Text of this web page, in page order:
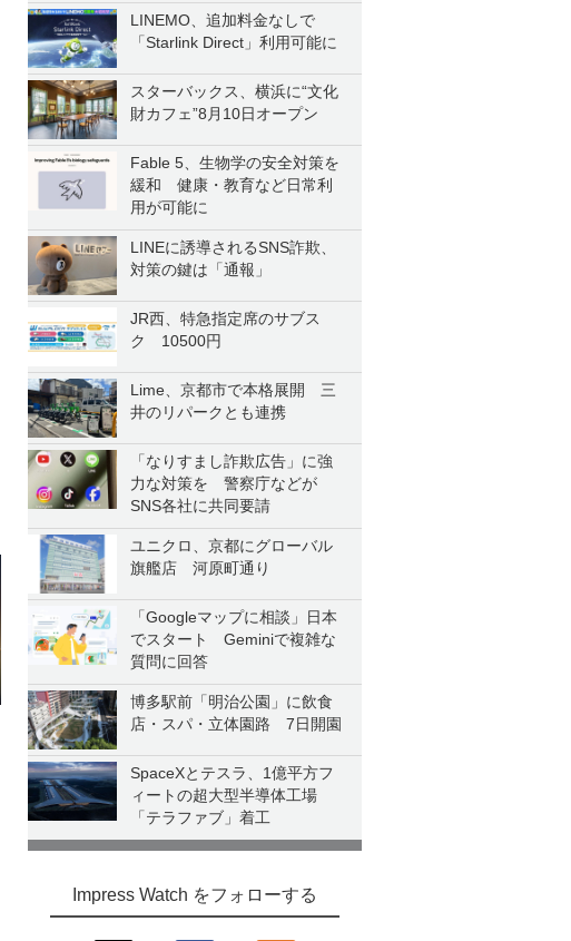
LINEMO、追加料金なしで
「Starlink Direct」利用可能に
スターバックス、横浜に“文化
財カフェ”8月10日オープン
Fable 5、生物学の安全対策を
緩和 健康・教育など日常利
用が可能に
LINEに誘導されるSNS詐欺、
対策の鍵は「通報」
JR西、特急指定席のサブス
ク 10500円
Lime、京都市で本格展開 三
井のリパークとも連携
「なりすまし詐欺広告」に強
力な対策を 警察庁などが
SNS各社に共同要請
ユニクロ、京都にグローバル
旗艦店 河原町通り
「Googleマップに相談」日本
でスタート Geminiで複雑な
質問に回答
博多駅前「明治公園」に飲食
店・スパ・立体園路 7日開園
SpaceXとテスラ、1億平方フ
ィートの超大型半導体工場
「テラファブ」着工
Impress Watch をフォローする